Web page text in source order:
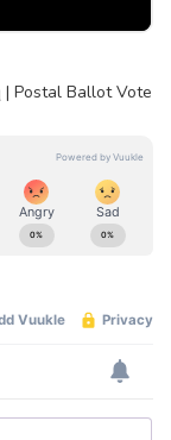
| Postal Ballot Vote